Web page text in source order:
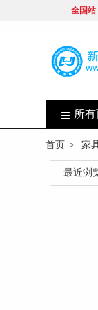
全国站
所
首页 > 家
最近浏